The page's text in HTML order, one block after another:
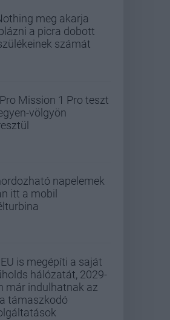
meg akarja
a picra dobott
számát
Mission 1 Pro teszt
völgyön
napelemek
itt a mobil
EU is megépíti a saját
hálózatát, 2029-
már indulhatnak az
támaszkodó